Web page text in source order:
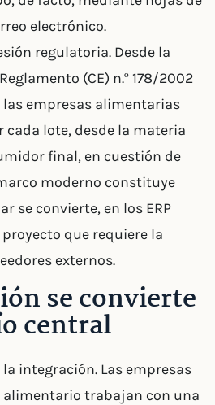
electrónico.
regulatoria. Desde la
(CE) n.º 178/2002
las empresas alimentarias
cada lote, desde la materia
final, en cuestión de
moderno constituye
se convierte, en los ERP
que requiere la
externos.
se convierte
central
integración. Las empresas
alimentario trabajan con una